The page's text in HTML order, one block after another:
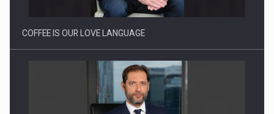
COFFEE IS OUR LOVE LANGUAGE